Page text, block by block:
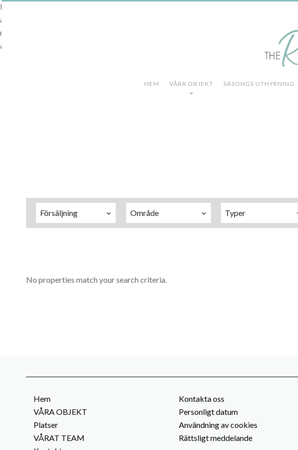
Riviera Collection är en ny division inom ett etablerat företag på Franska Rivieran,
av utbildning, erfarenhet och lokalkännedom kan vi på bästa sätt tillgodose och förstå
nödvändig övervakning under de första stadierna av en fastighetssökning, vägledning
alla nödvändiga relaterade förfaranden tills försäljningscykeln är klar. Vi ser fram emot
HEM VÅRA OBJEKT SÄSONGS UTHYRNING
Försäljning Område Typer
No properties match your search criteria.
Hem
VÅRA OBJEKT
Platser
VÅRAT TEAM
Kontakta oss
Personligt datum
Användning av cookies
Rättsligt meddelande